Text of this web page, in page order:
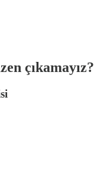
çıkamayız?